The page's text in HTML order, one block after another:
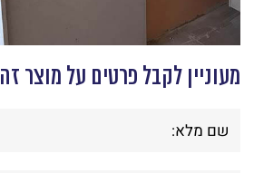
מעוניין לקבל פרטים על מוצר זה